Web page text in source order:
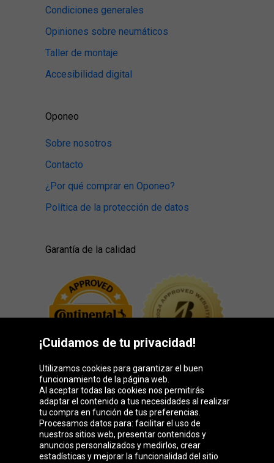
Condiciones generales
Opiniones sobre neumáticos
Taller de montaje
Accesibilidad digital
Oponeo
Sobre nosotros
Contacto
¿Por qué comprar en Oponeo?
Política de la protección de datos
Garantía de la calidad
Grupo Oponeo
¡Cuidamos de tu privacidad!
Utilizamos cookies para garantizar el buen
funcionamiento de la página web.
Al aceptar todas las cookies nos permitirás
adaptar el contenido a tus necesidades al realizar
tu compra en función de tus preferencias.
Procesamos datos para: facilitar el uso de
nuestros sitios web, presentar contenidos y
anuncios personalizados y medirlos, crear
estadísticas y mejorar la funcionalidad del sitio